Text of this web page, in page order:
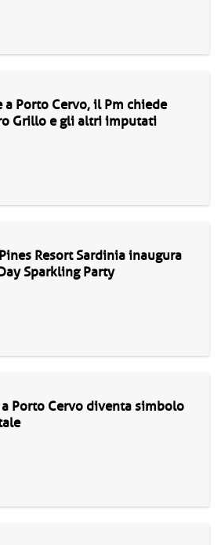
a Porto Cervo, il Pm chiede
Grillo e gli altri imputati
Resort Sardinia inaugura
Sparkling Party
Porto Cervo diventa simbolo